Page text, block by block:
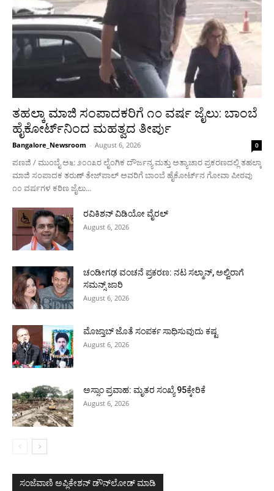
ತಹಲ್ಕಾ ಮಾಜಿ ಸಂಪಾದಕರಿಗೆ ೧೦ ವರ್ಷ ಜೈಲು: ಬಾಂಬೆ
ಹೈಕೋರ್ಟ್‌ನಿಂದ ಮಹತ್ವದ ತೀರ್ಪು
Bangalore_Newsroom - August 6, 2026 0
ಪಣಜಿ / ಮುಂಬೈ ಅ೬: ೨೦೧೩ರ ಲೈಂಗಿಕ ದೌರ್ಜನ್ಯ ಮತ್ತು ಅತ್ಯಾಚಾರ ಪ್ರಕರಣದಲ್ಲಿ ತಹಲ್ಕಾ
ಮಾಜಿ ಸಂಪಾದಕ ತರುಣ್ ತೇಜ್‌ಪಾಲ್ ಅವರಿಗೆ ಬಾಂಬೆ ಹೈಕೋರ್ಟ್‌ನ ಗೋವಾ ಪೀಠವು
೧೦ ವರ್ಷಗಳ ಕಠಿಣ ಜೈಲು...
ರವಿಕಿಶನ್ ವಿಡಿಯೋ ವೈರಲ್
August 6, 2026
ಚಂಡೀಗಢ ವಂಚನೆ ಪ್ರಕರಣ: ನಟ ಸಲ್ಮಾನ್, ಅಲ್ವಿರಾಗೆ
ಸಮನ್ಸ್ ಜಾರಿ
August 6, 2026
ಮೊಜ್ತಾಬ್ ಜೊತೆ ಸಂಪರ್ಕ ಸಾಧಿಸುವುದು ಕಷ್ಟ
August 6, 2026
ಅಸ್ಸಾಂ ಪ್ರವಾಹ: ಮೃತರ ಸಂಖ್ಯೆ 95ಕ್ಕೇರಿಕೆ
August 6, 2026
ಸಂಜೆವಾಣಿ ಅಪ್ಲಿಕೇಶನ್ ಡೌನ್‌ಲೋಡ್ ಮಾಡಿ